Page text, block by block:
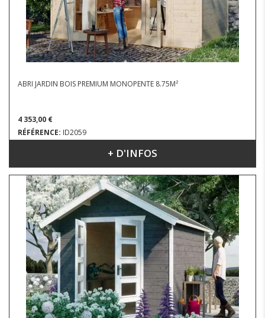
ABRI JARDIN BOIS PREMIUM MONOPENTE 8.75M²
4 353,00 €
RÉFÉRENCE: ID2059
DIMENSIONS : 3.90 X 3.10 M+ D'INFOS